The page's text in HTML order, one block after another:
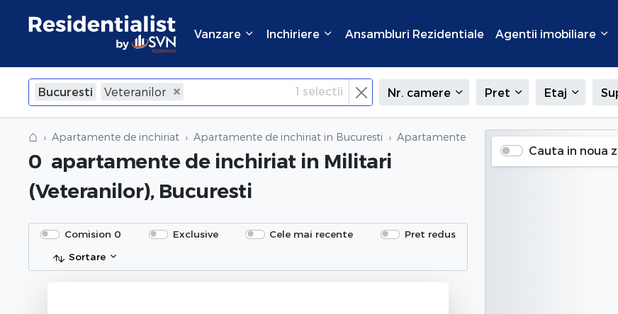
Vanzare Inchiriere Ansambluri Rezidentiale Agentii imobiliare
Bucuresti Veteranilor
×Inchide
1 selectii Nr. camere Pret Etaj
⌂ Apartamente de inchiriat Apartamente de inchiriat in Bucuresti Apartamente de inchiriat in Militari
0 apartamente de inchiriat in Militari
(Veteranilor), Bucuresti
Comision 0 Exclusive Cele mai recente
Pret redus
Sortare
Cauta in noua